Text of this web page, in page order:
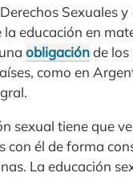
Sexuales
educación en
obligaciónde
como en
sexual tiene que
con él de forma
La educación